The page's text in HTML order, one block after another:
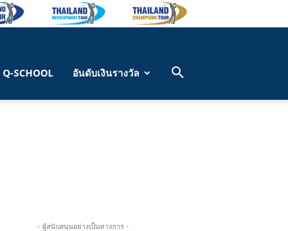
Q-SCHOOL อันดับเงินรางวัล
- ผู้สนับสนุนอย่างเป็นทางการ -